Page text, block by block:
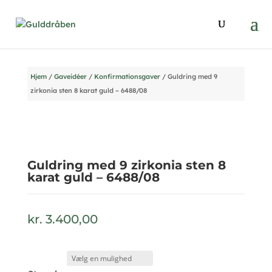
Hjem/ Gaveidéer/ Konfirmationsgaver/ Guldring med 9
zirkonia sten 8 karat guld – 6488/08
Guldring med 9 zirkonia sten 8
karat guld – 6488/08
kr. 3.400,00